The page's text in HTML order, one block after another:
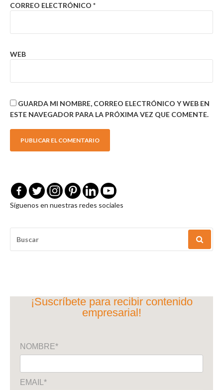
CORREO ELECTRÓNICO *
WEB
GUARDA MI NOMBRE, CORREO ELECTRÓNICO Y WEB EN
ESTE NAVEGADOR PARA LA PRÓXIMA VEZ QUE COMENTE.
Síguenos en nuestras redes sociales
POR:
¡Suscríbete para recibir contenido
empresarial!
NOMBRE*
EMAIL*